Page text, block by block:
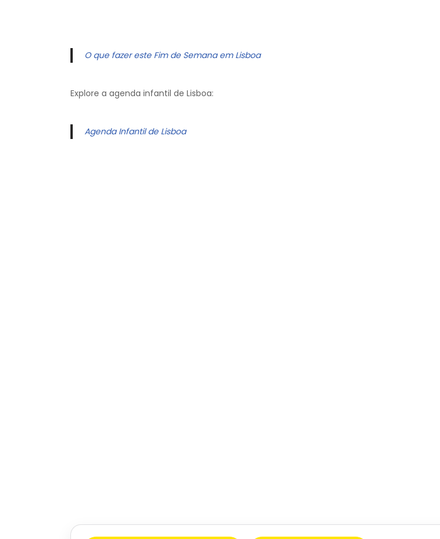
O que fazer este Fim de Semana em Lisboa
Explore a agenda infantil de Lisboa:
Agenda Infantil de Lisboa